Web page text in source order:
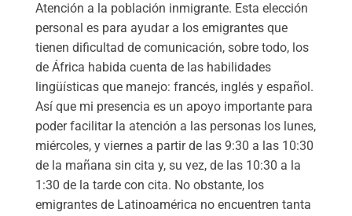
Atención a la población inmigrante. Esta elección
personal es para ayudar a los emigrantes que
tienen dificultad de comunicación, sobre todo, los
de África habida cuenta de las habilidades
lingüísticas que manejo: francés, inglés y español.
Así que mi presencia es un apoyo importante para
poder facilitar la atención a las personas los lunes,
miércoles, y viernes a partir de las 9:30 a las 10:30
de la mañana sin cita y, su vez, de las 10:30 a la
1:30 de la tarde con cita. No obstante, los
emigrantes de Latinoamérica no encuentren tanta